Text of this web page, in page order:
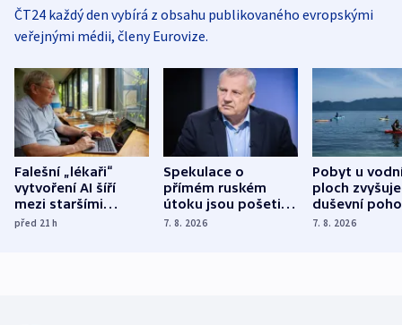
ČT24 každý den vybírá z obsahu publikovaného evropskými
veřejnými médii, členy Eurovize.
Falešní „lékaři“
vytvoření AI šíří
mezi staršími
Poláky nebezpečné
před 21h
Spekulace o
přímém ruském
útoku jsou pošetilé,
míní estonský
7. 8. 2026
Pobyt u
ploch zvyšuje
duševní
ukázala
7. 8. 2026